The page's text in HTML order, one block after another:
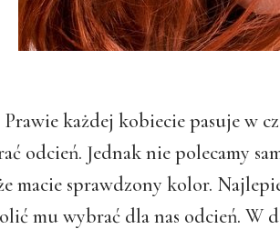
każdej kobiecie pasuje w
odcień. Jednak nie polecamy
macie sprawdzony kolor.
mu wybrać dla nas odcień. W